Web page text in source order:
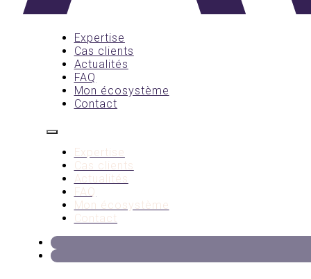
Expertise
Cas clients
Actualités
FAQ
Mon écosystème
Contact
Expertise
Cas clients
Actualités
FAQ
Mon écosystème
Contact